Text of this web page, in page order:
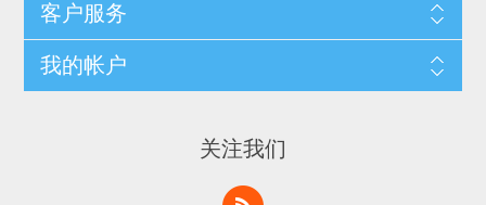
客户服务
我的帐户
关注我们